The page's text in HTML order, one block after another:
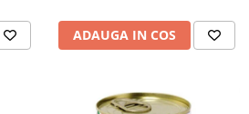
ADAUGA IN COS